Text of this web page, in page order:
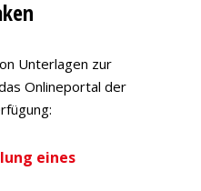
Unterlagen zur
Onlineportal der
eines